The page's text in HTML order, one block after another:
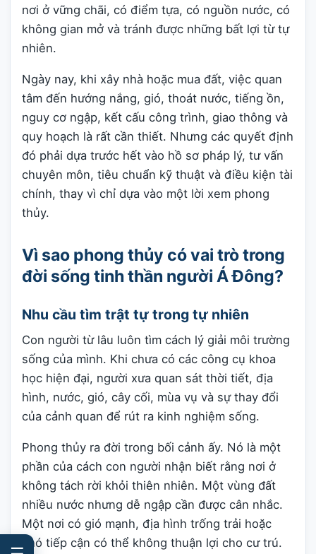
nơi ở vững chãi, có điểm tựa, có nguồn nước, có
không gian mở và tránh được những bất lợi từ tự
nhiên.
Ngày nay, khi xây nhà hoặc mua đất, việc quan
tâm đến hướng nắng, gió, thoát nước, tiếng ồn,
nguy cơ ngập, kết cấu công trình, giao thông và
quy hoạch là rất cần thiết. Nhưng các quyết định
đó phải dựa trước hết vào hồ sơ pháp lý, tư vấn
chuyên môn, tiêu chuẩn kỹ thuật và điều kiện tài
chính, thay vì chỉ dựa vào một lời xem phong
thủy.
Vì sao phong thủy có vai trò trong
đời sống tinh thần người Á Đông?
Nhu cầu tìm trật tự trong tự nhiên
Con người từ lâu luôn tìm cách lý giải môi trường
sống của mình. Khi chưa có các công cụ khoa
học hiện đại, người xưa quan sát thời tiết, địa
hình, nước, gió, cây cối, mùa vụ và sự thay đổi
của cảnh quan để rút ra kinh nghiệm sống.
Phong thủy ra đời trong bối cảnh ấy. Nó là một
phần của cách con người nhận biết rằng nơi ở
không tách rời khỏi thiên nhiên. Một vùng đất
nhiều nước nhưng dễ ngập cần được cân nhắc.
Một nơi có gió mạnh, địa hình trống trải hoặc
khó tiếp cận có thể không thuận lợi cho cư trú.